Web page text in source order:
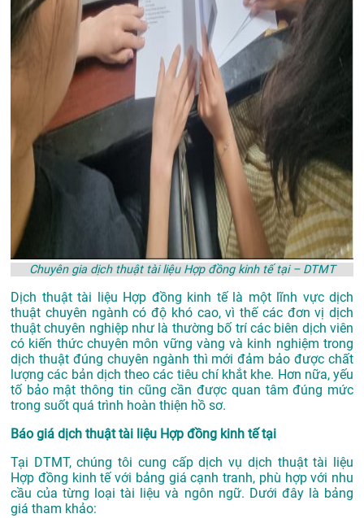
Chuyên gia dịch thuật tài liệu Hợp đồng kinh tế tại – DTMT
Dịch thuật tài liệu Hợp đồng kinh tế là một lĩnh vực dịch
thuật chuyên ngành có độ khó cao, vì thế các đơn vị dịch
thuật chuyên nghiệp như là thường bố trí các biên dịch viên
có kiến thức chuyên môn vững vàng và kinh nghiệm trong
dịch thuật đúng chuyên ngành thì mới đảm bảo được chất
lượng các bản dịch theo các tiêu chí khắt khe. Hơn nữa, yếu
tố bảo mật thông tin cũng cần được quan tâm đúng mức
trong suốt quá trình hoàn thiện hồ sơ.
Báo giá dịch thuật tài liệu Hợp đồng kinh tế tại
Tại DTMT, chúng tôi cung cấp dịch vụ dịch thuật tài liệu
Hợp đồng kinh tế với bảng giá cạnh tranh, phù hợp với nhu
cầu của từng loại tài liệu và ngôn ngữ. Dưới đây là bảng
giá tham khảo: